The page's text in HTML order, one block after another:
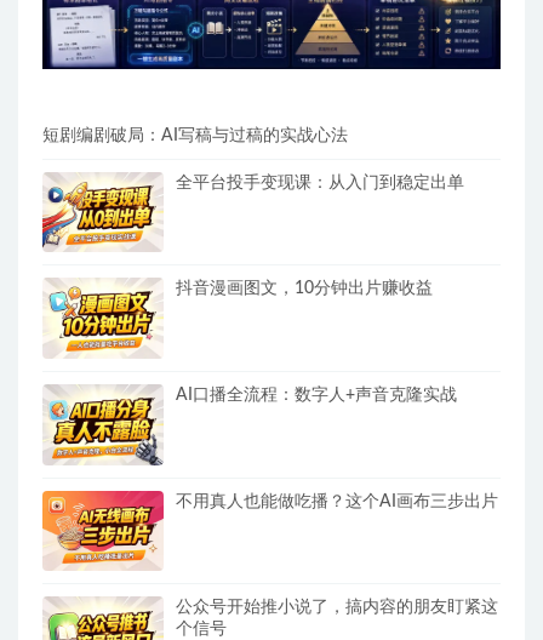
短剧编剧破局：AI写稿与过稿的实战心法
全平台投手变现课：从入门到稳定出单
抖音漫画图文，10分钟出片赚收益
AI口播全流程：数字人+声音克隆实战
不用真人也能做吃播？这个AI画布三步出片
公众号开始推小说了，搞内容的朋友盯紧这
个信号